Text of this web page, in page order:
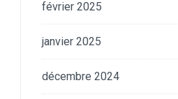
février 2025
janvier 2025
décembre 2024